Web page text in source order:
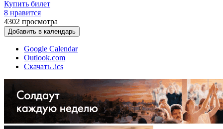
Купить билет
8 нравится
4302 просмотра
Добавить в календарь
Google Calendar
Outlook.com
Скачать .ics